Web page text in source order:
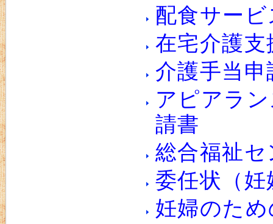
配食サービ
在宅介護
介護手当申
アピアラ
請書
総合福祉
委任状（
妊婦のた